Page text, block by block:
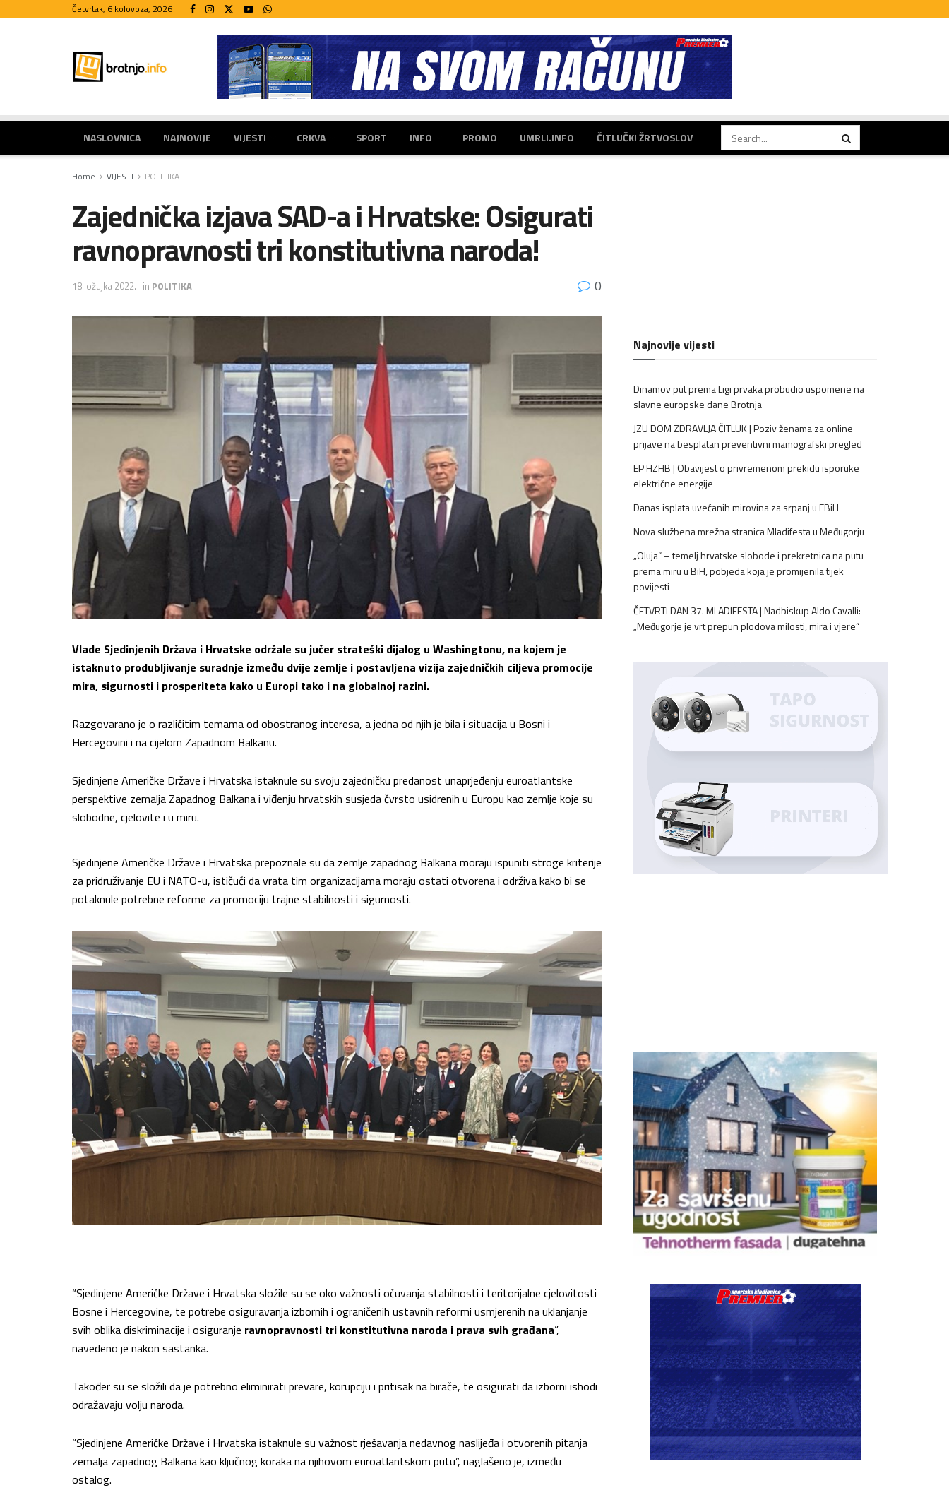
Četvrtak, 6 kolovoza, 2026
NASLOVNICA NAJNOVIJE VIJESTI CRKVA SPORT INFO PROMO UMRLI.INFO ČITLUČKI ŽRTVOSLOV
Home VIJESTI POLITIKA
Zajednička izjava SAD-a i Hrvatske: Osigurati
ravnopravnosti tri konstitutivna naroda!
18. ožujka 2022. in POLITIKA 0
Vlade Sjedinjenih Država i Hrvatske održale su jučer strateški dijalog u Washingtonu, na kojem je
istaknuto produbljivanje suradnje između dvije zemlje i postavljena vizija zajedničkih ciljeva promocije
mira, sigurnosti i prosperiteta kako u Europi tako i na globalnoj razini.
Razgovarano je o različitim temama od obostranog interesa, a jedna od njih je bila i situacija u Bosni i
Hercegovini i na cijelom Zapadnom Balkanu.
Sjedinjene Američke Države i Hrvatska istaknule su svoju zajedničku predanost unaprjeđenju euroatlantske
perspektive zemalja Zapadnog Balkana i viđenju hrvatskih susjeda čvrsto usidrenih u Europu kao zemlje koje su
slobodne, cjelovite i u miru.
Sjedinjene Američke Države i Hrvatska prepoznale su da zemlje zapadnog Balkana moraju ispuniti stroge kriterije
za pridruživanje EU i NATO-u, ističući da vrata tim organizacijama moraju ostati otvorena i održiva kako bi se
potaknule potrebne reforme za promociju trajne stabilnosti i sigurnosti.
“Sjedinjene Američke Države i Hrvatska složile su se oko važnosti očuvanja stabilnosti i teritorijalne cjelovitosti
Bosne i Hercegovine, te potrebe osiguravanja izbornih i ograničenih ustavnih reformi usmjerenih na uklanjanje
svih oblika diskriminacije i osiguranje ravnopravnosti tri konstitutivna naroda i prava svih građana”,
navedeno je nakon sastanka.
Također su se složili da je potrebno eliminirati prevare, korupciju i pritisak na birače, te osigurati da izborni ishodi
odražavaju volju naroda.
“Sjedinjene Američke Države i Hrvatska istaknule su važnost rješavanja nedavnog naslijeđa i otvorenih pitanja
zemalja zapadnog Balkana kao ključnog koraka na njihovom euroatlantskom putu”, naglašeno je, između
ostalog.
Najnovije vijesti
Dinamov put prema Ligi prvaka probudio uspomene na
slavne europske dane Brotnja
JZU DOM ZDRAVLJA ČITLUK | Poziv ženama za online
prijave na besplatan preventivni mamografski pregled
EP HZHB | Obavijest o privremenom prekidu isporuke
električne energije
Danas isplata uvećanih mirovina za srpanj u FBiH
Nova službena mrežna stranica Mladifesta u Međugorju
„Oluja“ – temelj hrvatske slobode i prekretnica na putu
prema miru u BiH, pobjeda koja je promijenila tijek
povijesti
ČETVRTI DAN 37. MLADIFESTA | Nadbiskup Aldo Cavalli:
„Međugorje je vrt prepun plodova milosti, mira i vjere“